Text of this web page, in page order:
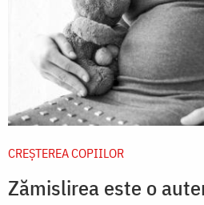
CREŞTEREA COPIILOR
Zămislirea este o